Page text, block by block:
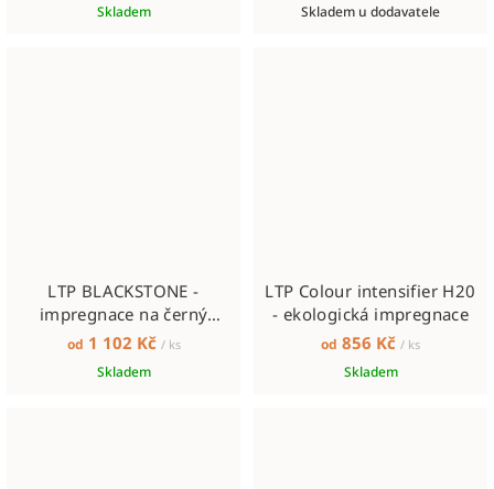
Skladem Skladem u dodavatele
LTP BLACKSTONE -
impregnace na černý
přírodní kámen
od 1 102 Kč / ks
Skladem
LTP Colour intensifier H20
- ekologická impregnace
od 856 Kč / ks
Skladem